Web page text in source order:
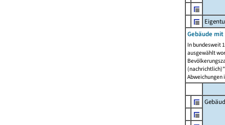
Gebäude
In bundesweit
ausgewählt
Abweichungen